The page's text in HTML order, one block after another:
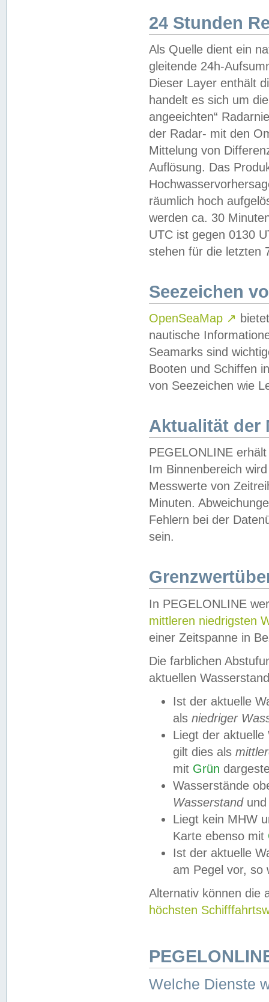
24 Stunden
Als Quelle dient ein
gleitende 24h-
Dieser Layer enthält
handelt es sich um
angeeichten“
der Radar- mit den
Mittelung von
Auflösung. Das
räumlich hoch
werden ca. 30
UTC ist gegen 0130
stehen für die letzten
Seezeichen
OpenSeaMap ↗
nautische
Seamarks sind
Booten und Schiffen
von Seezeichen wie
Aktualität der
PEGELONLINE
Im Binnenbereich
Messwerte von
Minuten.
Fehlern bei der
sein.
In PEGELONLINE
mittleren niedrigsten
einer Zeitspanne in
Die farblichen
aktuellen
Ist der aktuelle
als niedriger
Liegt der
gilt dies als
mit Grün
Wasserstände
Wasserstandund
Liegt kein MHW
Karte ebenso mit
Ist der aktuelle
am Pegel vor,
Alternativ können die
höchsten
Welche Dienste